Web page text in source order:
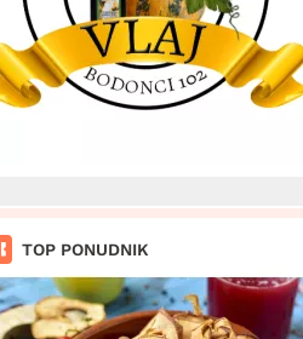
TOP PONUDNIK